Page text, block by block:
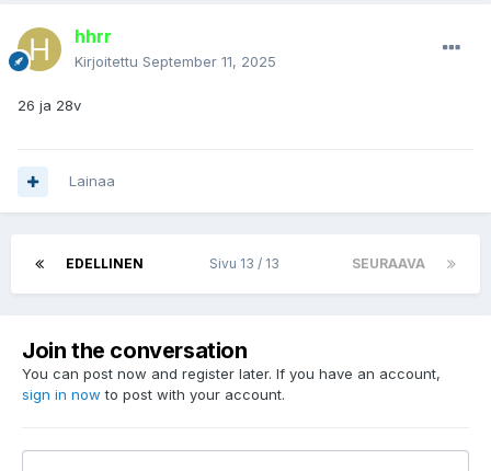
hhrr
Kirjoitettu September 11, 2025
26 ja 28v
Lainaa
EDELLINEN SEURAAVA
Sivu 13 / 13
Join the conversation
You can post now and register later. If you have an account,
sign in now to post with your account.